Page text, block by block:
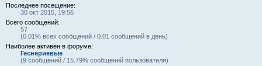
Последнее посещение:
30 окт 2015, 19:56
Всего сообщений:
57
(0.01% всех сообщений / 0.01 сообщений в день)
Наиболее активен в форуме:
Геснериевые
(9 сообщений / 15.79% сообщений пользователя)